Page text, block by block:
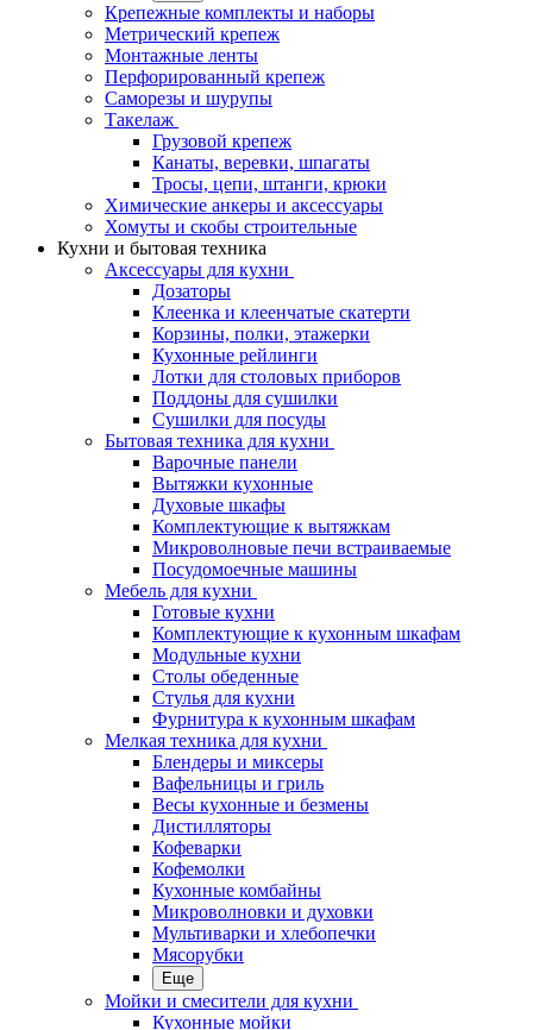
Крепежные комплекты и наборы
Метрический крепеж
Монтажные ленты
Перфорированный крепеж
Саморезы и шурупы
Такелаж
Грузовой крепеж
Канаты, веревки, шпагаты
Тросы, цепи, штанги, крюки
Химические анкеры и аксессуары
Хомуты и скобы строительные
Кухни и бытовая техника
Аксессуары для кухни
Дозаторы
Клеенка и клеенчатые скатерти
Корзины, полки, этажерки
Кухонные рейлинги
Лотки для столовых приборов
Поддоны для сушилки
Сушилки для посуды
Бытовая техника для кухни
Варочные панели
Вытяжки кухонные
Духовые шкафы
Комплектующие к вытяжкам
Микроволновые печи встраиваемые
Посудомоечные машины
Мебель для кухни
Готовые кухни
Комплектующие к кухонным шкафам
Модульные кухни
Столы обеденные
Стулья для кухни
Фурнитура к кухонным шкафам
Мелкая техника для кухни
Блендеры и миксеры
Вафельницы и гриль
Весы кухонные и безмены
Дистилляторы
Кофеварки
Кофемолки
Кухонные комбайны
Микроволновки и духовки
Мультиварки и хлебопечки
Мясорубки
Еще
Мойки и смесители для кухни
Кухонные мойки